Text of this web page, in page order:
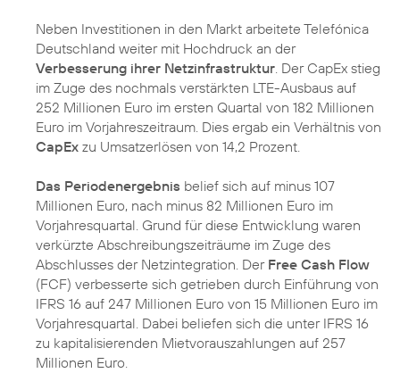
Neben Investitionen in den Markt arbeitete Telefónica
Deutschland weiter mit Hochdruck an der
Verbesserung ihrer Netzinfrastruktur. Der CapEx stieg
im Zuge des nochmals verstärkten LTE-Ausbaus auf
252 Millionen Euro im ersten Quartal von 182 Millionen
Euro im Vorjahreszeitraum. Dies ergab ein Verhältnis von
CapEx zu Umsatzerlösen von 14,2 Prozent.
Das Periodenergebnis belief sich auf minus 107
Millionen Euro, nach minus 82 Millionen Euro im
Vorjahresquartal. Grund für diese Entwicklung waren
verkürzte Abschreibungszeiträume im Zuge des
Abschlusses der Netzintegration. Der Free Cash Flow
(FCF) verbesserte sich getrieben durch Einführung von
IFRS 16 auf 247 Millionen Euro von 15 Millionen Euro im
Vorjahresquartal. Dabei beliefen sich die unter IFRS 16
zu kapitalisierenden Mietvorauszahlungen auf 257
Millionen Euro.